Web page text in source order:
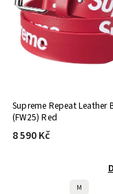
Supreme Repeat Leather
(FW25) Red
8 590 Kč
M